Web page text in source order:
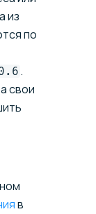
из
по
.
свои
в